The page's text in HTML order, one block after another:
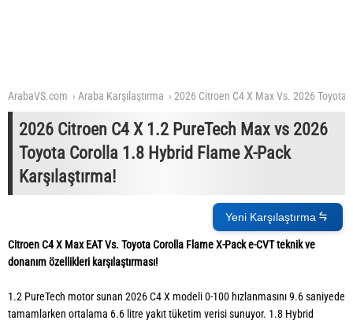
ArabaVS.com Araba Karşılaştırma 2026 Citroen C4 X Max Vs. 2026 Toyota
2026 Citroen C4 X 1.2 PureTech Max vs 2026
Toyota Corolla 1.8 Hybrid Flame X-Pack
Karşılaştırma!
Yeni Karşılaştırma
Citroen C4 X Max EAT Vs. Toyota Corolla Flame X-Pack e-CVT teknik ve
donanım özellikleri karşılaştırması!
1.2 PureTech motor sunan 2026 C4 X modeli 0-100 hızlanmasını 9.6 saniyede
tamamlarken ortalama 6.6 litre yakıt tüketim verisi sunuyor. 1.8 Hybrid